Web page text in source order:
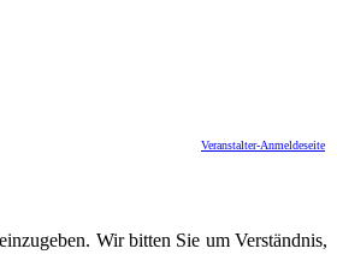
Veranstalter-Anmeldeseite
Wir bitten Sie um Verständnis,